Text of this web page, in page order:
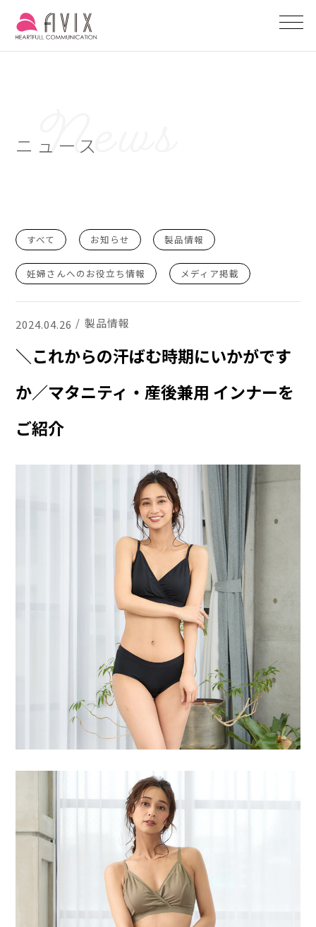
ニュース
すべて お知らせ 製品情報
妊婦さんへのお役立ち情報 メディア掲載
2024.04.26 製品情報
＼これからの汗ばむ時期にいかがです
か／マタニティ・産後兼用 インナーを
ご紹介